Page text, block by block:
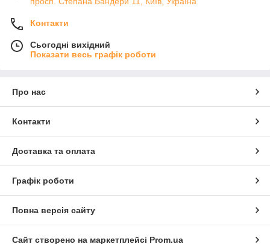
Контакти
Сьогодні вихідний
Показати весь графік роботи
Про нас
Контакти
Доставка та оплата
Графік роботи
Повна версія сайту
Сайт створено на маркетплейсі Prom.ua